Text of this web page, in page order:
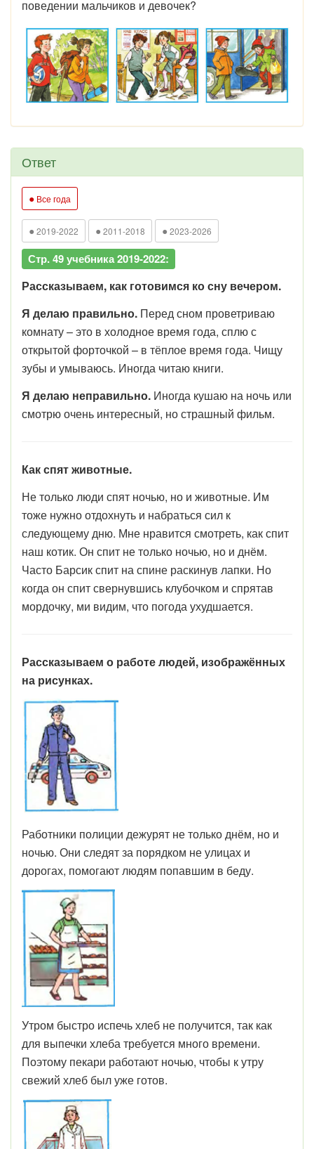
поведении мальчиков и девочек?
Ответ
● Все года
● 2019-2022 ● 2011-2018 ● 2023-2026
Стр. 49 учебника 2019-2022:
Рассказываем, как готовимся ко сну вечером.
Я делаю правильно. Перед сном проветриваю
комнату – это в холодное время года, сплю с
открытой форточкой – в тёплое время года. Чищу
зубы и умываюсь. Иногда читаю книги.
Я делаю неправильно. Иногда кушаю на ночь или
смотрю очень интересный, но страшный фильм.
Как спят животные.
Не только люди спят ночью, но и животные. Им
тоже нужно отдохнуть и набраться сил к
следующему дню. Мне нравится смотреть, как спит
наш котик. Он спит не только ночью, но и днём.
Часто Барсик спит на спине раскинув лапки. Но
когда он спит свернувшись клубочком и спрятав
мордочку, ми видим, что погода ухудшается.
Рассказываем о работе людей, изображённых
на рисунках.
Работники полиции дежурят не только днём, но и
ночью. Они следят за порядком не улицах и
дорогах, помогают людям попавшим в беду.
Утром быстро испечь хлеб не получится, так как
для выпечки хлеба требуется много времени.
Поэтому пекари работают ночью, чтобы к утру
свежий хлеб был уже готов.